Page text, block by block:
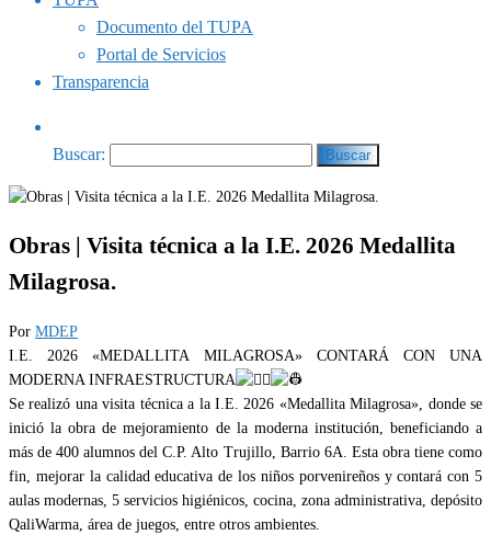
Documento del TUPA
Portal de Servicios
Transparencia
Buscar:
Obras | Visita técnica a la I.E. 2026 Medallita
Milagrosa.
Por MDEP
I.E. 2026 «MEDALLITA MILAGROSA» CONTARÁ CON UNA
MODERNA INFRAESTRUCTURA
Se realizó una visita técnica a la I.E. 2026 «Medallita Milagrosa», donde se
inició la obra de mejoramiento de la moderna institución, beneficiando a
más de 400 alumnos del C.P. Alto Trujillo, Barrio 6A. Esta obra tiene como
fin, mejorar la calidad educativa de los niños porvenireños y contará con 5
aulas modernas, 5 servicios higiénicos, cocina, zona administrativa, depósito
QaliWarma, área de juegos, entre otros ambientes.